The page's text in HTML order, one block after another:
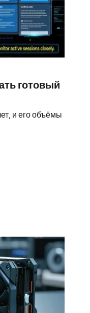
готовый
и его объёмы
гид по выбору